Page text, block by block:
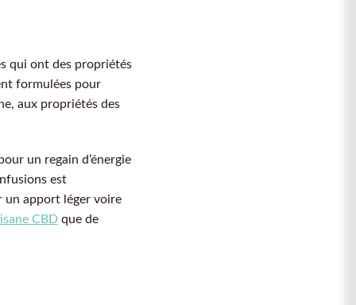
qui ont des propriétés
formulées pour
aux propriétés des
un regain d’énergie
est
un apport léger voire
CBDque de